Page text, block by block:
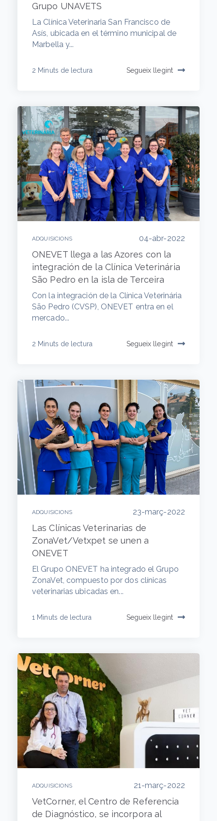
Grupo UNAVETS
La Clínica Veterinaria San Francisco de
Asís, ubicada en el término municipal de
Marbella y...
2 Minuts de lectura Segueix llegint
ADQUISICIONS 04-abr-2022
ONEVET llega a las Azores con la
integración de la Clínica Veterinária
São Pedro en la isla de Terceira
Con la integración de la Clínica Veterinária
São Pedro (CVSP), ONEVET entra en el
mercado...
2 Minuts de lectura Segueix llegint
ADQUISICIONS 23-març-2022
Las Clínicas Veterinarias de
ZonaVet/Vetxpet se unen a
ONEVET
El Grupo ONEVET ha integrado el Grupo
ZonaVet, compuesto por dos clínicas
veterinarias ubicadas en...
1 Minuts de lectura Segueix llegint
ADQUISICIONS 21-març-2022
VetCorner, el Centro de Referencia
de Diagnóstico, se incorpora al